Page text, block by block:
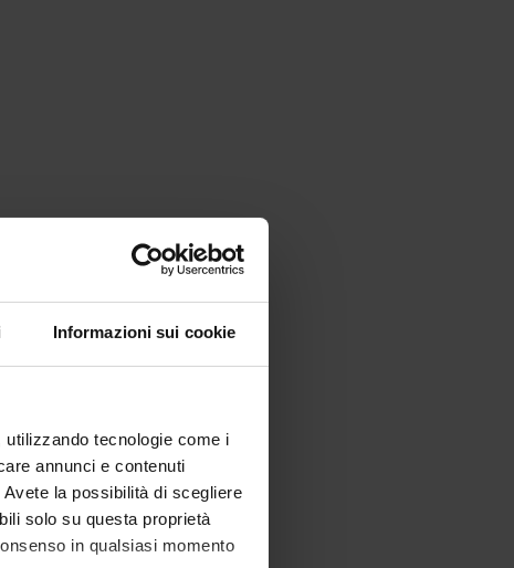
Informazioni sui cookie
tecnologie come i
annunci e contenuti
la possibilità di scegliere
solo su questa proprietà
in qualsiasi momento